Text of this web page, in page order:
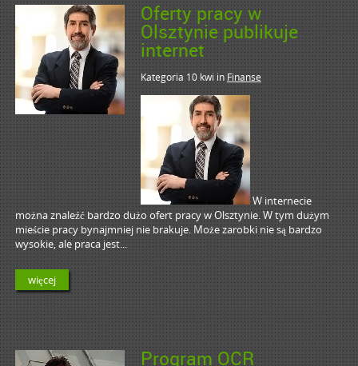
Oferty pracy w
Olsztynie publikuje
internet
Kategoria 10 kwiin Finanse
W internecie
można znaleźć bardzo dużo ofert pracy w Olsztynie. W tym dużym
mieście pracy bynajmniej nie brakuje. Może zarobki nie są bardzo
wysokie, ale praca jest...
więcej
Program OCR